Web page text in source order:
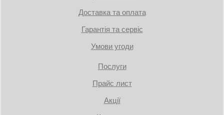
Доставка та оплата
Гарантія та сервіс
Умови угоди
Послуги
Прайс лист
Акції